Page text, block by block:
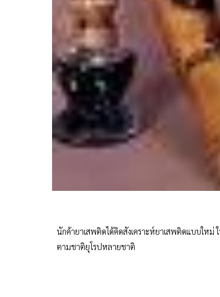
นักค้ายาเสพติดได้คิดสังเคราะห์ยาเสพติดแบบใหม่
ตามชาติยุโรปหลายชาติ